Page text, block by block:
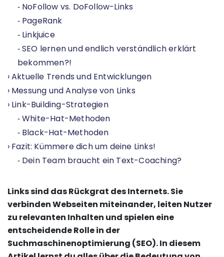
NoFollow vs. DoFollow-Links
PageRank
Linkjuice
SEO lernen und endlich verständlich erklärt
bekommen?!
Aktuelle Trends und Entwicklungen
Messung und Analyse von Links
Link-Building-Strategien
White-Hat-Methoden
Black-Hat-Methoden
Fazit: Kümmere dich um deine Links!
Dein Team braucht ein Text-Coaching?
Links sind das Rückgrat des Internets. Sie
verbinden Webseiten miteinander, leiten Nutzer
zu relevanten Inhalten und spielen eine
entscheidende Rolle in der
Suchmaschinenoptimierung (SEO). In diesem